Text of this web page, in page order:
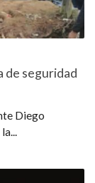
de seguridad
Diego